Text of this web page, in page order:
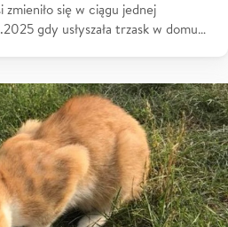
zmieniło się w ciągu jednej
gdy usłyszała trzask w domu…